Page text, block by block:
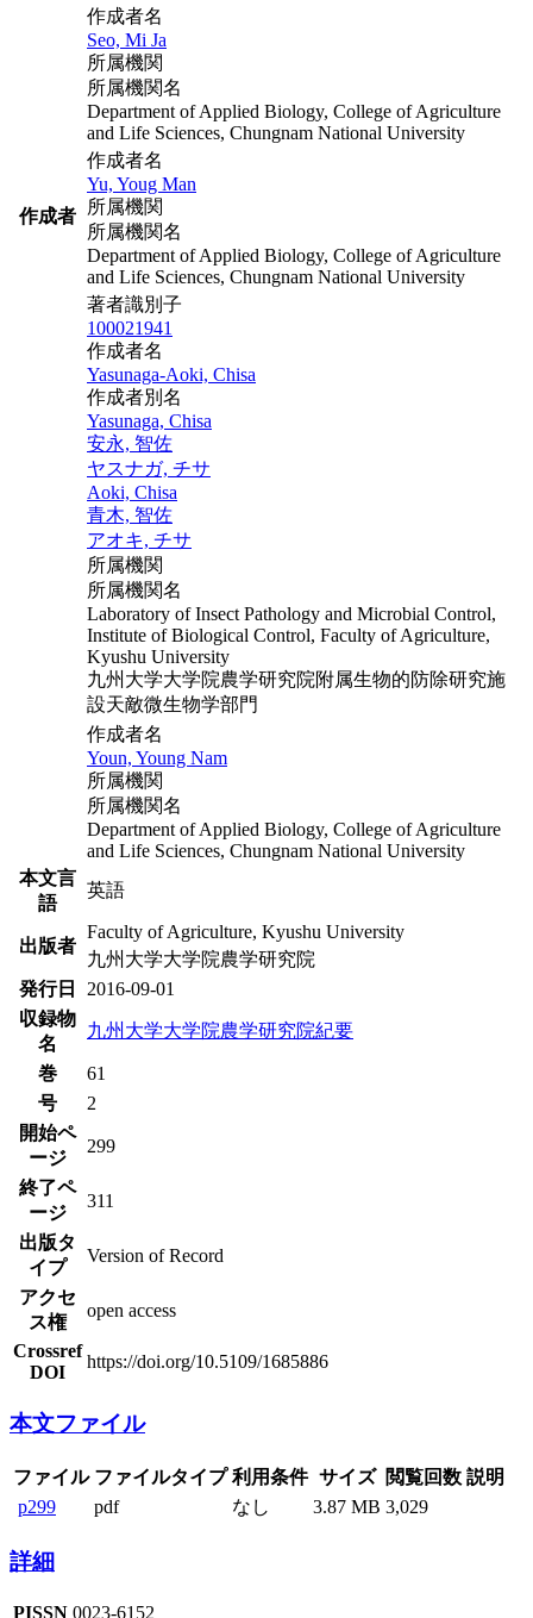
作成者
作成者名
Seo, Mi Ja
所属機関
所属機関名
Department of Applied Biology, College of Agriculture
and Life Sciences, Chungnam National University
作成者名
Yu, Youg Man
所属機関
所属機関名
Department of Applied Biology, College of Agriculture
and Life Sciences, Chungnam National University
著者識別子
100021941
作成者名
Yasunaga-Aoki, Chisa
作成者別名
Yasunaga, Chisa
安永, 智佐
ヤスナガ, チサ
Aoki, Chisa
青木, 智佐
アオキ, チサ
所属機関
所属機関名
Laboratory of Insect Pathology and Microbial Control,
Institute of Biological Control, Faculty of Agriculture,
Kyushu University
九州大学大学院農学研究院附属生物的防除研究施
設天敵微生物学部門
作成者名
Youn, Young Nam
所属機関
所属機関名
Department of Applied Biology, College of Agriculture
and Life Sciences, Chungnam National University
本文言
語
英語
出版者
Faculty of Agriculture, Kyushu University
九州大学大学院農学研究院
発行日
2016-09-01
収録物
名
九州大学大学院農学研究院紀要
巻
61
号
2
開始ペ
ージ
299
終了ペ
ージ
311
出版タ
イプ
Version of Record
アクセ
ス権
open access
Crossref
DOI
https://doi.org/10.5109/1685886
本文ファイル
ファイル ファイルタイプ 利用条件 サイズ 閲覧回数 説明
p299
pdf なし 3.87 MB 3,029
詳細
PISSN 0023-6152